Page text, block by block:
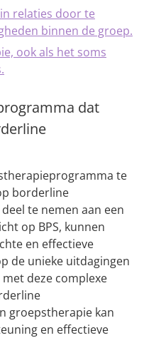
relaties door te
binnen de groep.
ook als het soms
dat
te
borderline
te nemen aan een
op BPS, kunnen
en effectieve
de unieke uitdagingen
deze complexe
groepstherapie kan
en effectieve